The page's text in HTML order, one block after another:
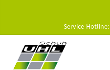
Service-Hotline: